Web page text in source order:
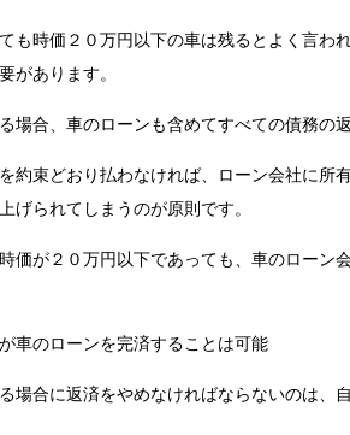
も時価２０万円以下の車は残るとよく言わ
があります。
場合、車のローンも含めてすべての債務の
約束どおり払わなければ、ローン会社に所
げられてしまうのが原則です。
価が２０万円以下であっても、車のローン
車のローンを完済することは可能
場合に返済をやめなければならないのは、